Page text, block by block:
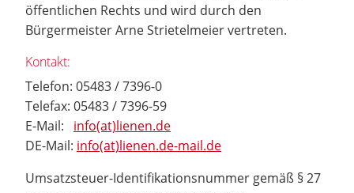
öffentlichen Rechts und wird durch den
Bürgermeister Arne Strietelmeier vertreten.
Kontakt:
Telefon: 05483 / 7396-0
Telefax: 05483 / 7396-59
E-Mail: info(at)lienen.de
DE-Mail: info(at)lienen.de-mail.de
Umsatzsteuer-Identifikationsnummer gemäß § 27